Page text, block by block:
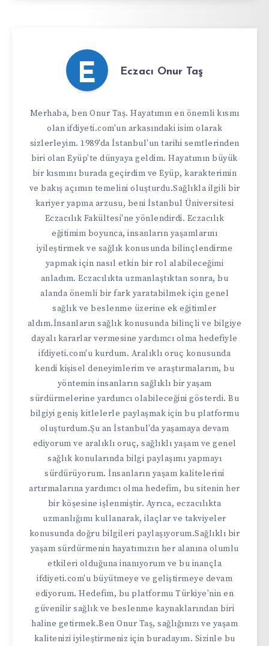
E Eczacı Onur Taş
Merhaba, ben Onur Taş. Hayatımın en önemli kısmı
olan ifdiyeti.com'un arkasındaki isim olarak
sizlerleyim. 1989'da İstanbul'un tarihi semtlerinden
biri olan Eyüp'te dünyaya geldim. Hayatımın büyük
bir kısmını burada geçirdim ve Eyüp, karakterimin
ve bakış açımın temelini oluşturdu.Sağlıkla ilgili bir
kariyer yapma arzusu, beni İstanbul Üniversitesi
Eczacılık Fakültesi'ne yönlendirdi. Eczacılık
eğitimim boyunca, insanların yaşamlarını
iyileştirmek ve sağlık konusunda bilinçlendirme
yapmak için nasıl etkin bir rol alabileceğimi
anladım. Eczacılıkta uzmanlaştıktan sonra, bu
alanda önemli bir fark yaratabilmek için genel
sağlık ve beslenme üzerine ek eğitimler
aldım.İnsanların sağlık konusunda bilinçli ve bilgiye
dayalı kararlar vermesine yardımcı olma hedefiyle
ifdiyeti.com'u kurdum. Aralıklı oruç konusunda
kendi kişisel deneyimlerim ve araştırmalarım, bu
yöntemin insanların sağlıklı bir yaşam
sürdürmelerine yardımcı olabileceğini gösterdi. Bu
bilgiyi geniş kitlelerle paylaşmak için bu platformu
oluşturdum.Şu an İstanbul'da yaşamaya devam
ediyorum ve aralıklı oruç, sağlıklı yaşam ve genel
sağlık konularında bilgi paylaşımı yapmayı
sürdürüyorum. İnsanların yaşam kalitelerini
artırmalarına yardımcı olma hedefim, bu sitenin her
bir köşesine işlenmiştir. Ayrıca, eczacılıkta
uzmanlığımı kullanarak, ilaçlar ve takviyeler
konusunda doğru bilgileri paylaşıyorum.Sağlıklı bir
yaşam sürdürmenin hayatımızın her alanına olumlu
etkileri olduğuna inanıyorum ve bu inançla
ifdiyeti.com'u büyütmeye ve geliştirmeye devam
ediyorum. Hedefim, bu platformu Türkiye'nin en
güvenilir sağlık ve beslenme kaynaklarından biri
haline getirmek.Ben Onur Taş, sağlığınızı ve yaşam
kalitenizi iyileştirmeniz için buradayım. Sizinle bu